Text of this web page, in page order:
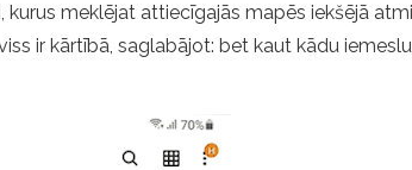
meklējat attiecīgajās mapēs iekšējā
ir kārtībā, saglabājot: bet kaut kādu